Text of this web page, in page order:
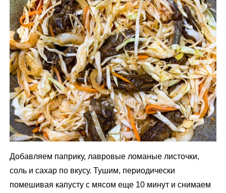
Добавляем паприку, лавровые ломаные листочки,
соль и сахар по вкусу. Тушим, периодически
помешивая капусту с мясом еще 10 минут и снимаем